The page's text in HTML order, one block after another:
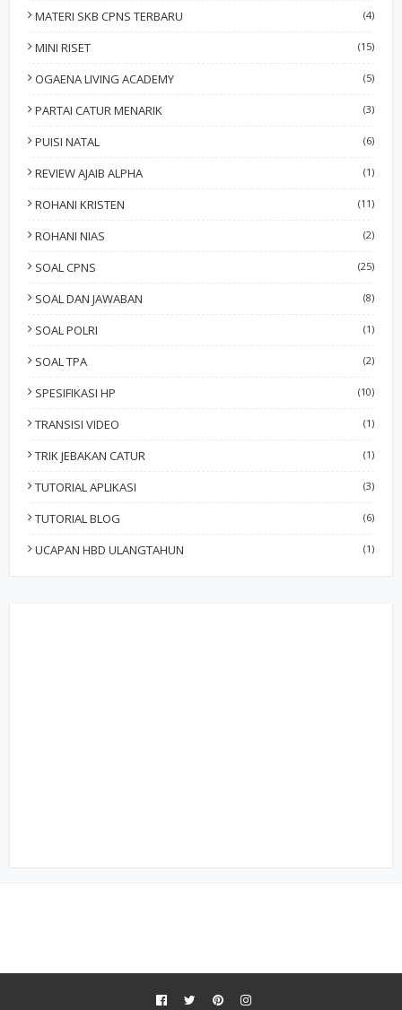
MATERI SKB CPNS TERBARU (4)
MINI RISET (15)
OGAENA LIVING ACADEMY (5)
PARTAI CATUR MENARIK (3)
PUISI NATAL (6)
REVIEW AJAIB ALPHA (1)
ROHANI KRISTEN (11)
ROHANI NIAS (2)
SOAL CPNS (25)
SOAL DAN JAWABAN (8)
SOAL POLRI (1)
SOAL TPA (2)
SPESIFIKASI HP (10)
TRANSISI VIDEO (1)
TRIK JEBAKAN CATUR (1)
TUTORIAL APLIKASI (3)
TUTORIAL BLOG (6)
UCAPAN HBD ULANGTAHUN (1)